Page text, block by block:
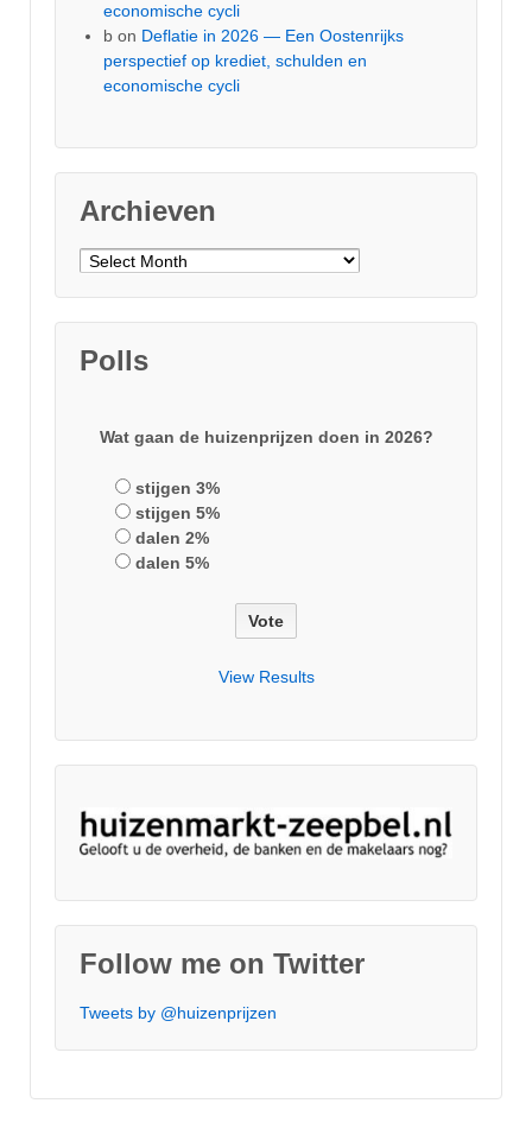
economische cycli
b on Deflatie in 2026 — Een Oostenrijks
perspectief op krediet, schulden en
economische cycli
Archieven
Archieven
Polls
Wat gaan de huizenprijzen doen in 2026?
stijgen 3%
stijgen 5%
dalen 2%
dalen 5%
View Results
Follow me on Twitter
Tweets by @huizenprijzen